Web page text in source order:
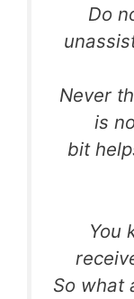
Do
Never
is
bit
You
So what